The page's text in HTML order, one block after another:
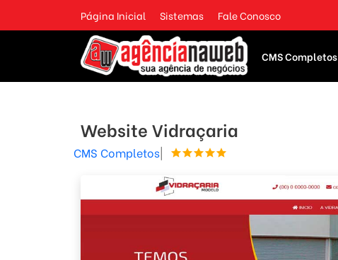
Página Inicial Sistemas Fale Conosco
CMS Completos
Website Vidraçaria
CMS Completos|